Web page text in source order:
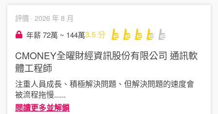
評價 · 2026 年 8 月
年薪 72萬 ~ 144萬3.5分
CMONEY全曜財經資訊股份有限公司 通訊軟
體工程師
注重人員成長、積極解決問題、但解決問題的速度會
被流程拖慢......
閱讀更多並解鎖